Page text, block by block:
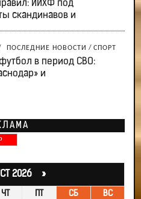
ИИХФ под
скандинавов и
ПОСЛЕДНИЕ НОВОСТИ / СПОРТ
в период СВО:
и
2026 »
ЧТ ПТ СБ ВС